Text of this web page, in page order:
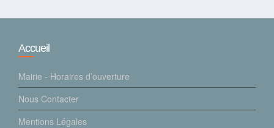
Accueil
Mairie - Horaires d’ouverture
Nous Contacter
Mentions Légales